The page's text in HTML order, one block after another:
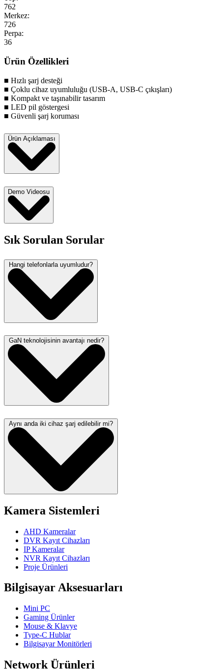
762
Merkez:
726
Perpa:
36
Ürün Özellikleri
■ Hızlı şarj desteği
■ Çoklu cihaz uyumluluğu (USB-A, USB-C çıkışları)
■ Kompakt ve taşınabilir tasarım
■ LED pil göstergesi
■ Güvenli şarj koruması
Ürün Açıklaması
Demo Videosu
Sık Sorulan Sorular
Hangi telefonlarla uyumludur?
GaN teknolojisinin avantajı nedir?
Aynı anda iki cihaz şarj edilebilir mi?
Kamera Sistemleri
AHD Kameralar
DVR Kayıt Cihazları
IP Kameralar
NVR Kayıt Cihazları
Proje Ürünleri
Bilgisayar Aksesuarları
Mini PC
Gaming Ürünler
Mouse & Klavye
Type-C Hublar
Bilgisayar Monitörleri
Network Ürünleri